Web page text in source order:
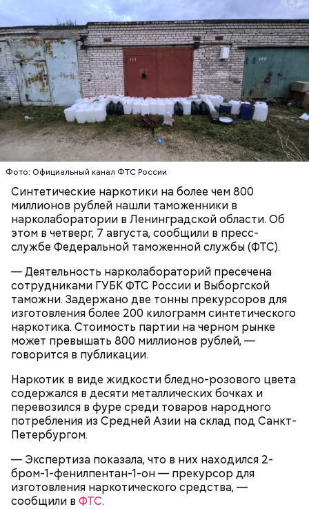
Фото: Официальный канал ФТС России
Синтетические наркотики на более чем 800
миллионов рублей нашли таможенники в
нарколаборатории в Ленинградской области. Об
этом в четверг, 7 августа, сообщили в пресс-
службе Федеральной таможенной службы (ФТС).
— Деятельность нарколабораторий пресечена
сотрудниками ГУБК ФТС России и Выборгской
таможни. Задержано две тонны прекурсоров для
изготовления более 200 килограмм синтетического
наркотика. Стоимость партии на черном рынке
может превышать 800 миллионов рублей, —
говорится в публикации.
Наркотик в виде жидкости бледно-розового цвета
содержался в десяти металлических бочках и
перевозился в фуре среди товаров народного
потребления из Средней Азии на склад под Санкт-
Петербургом.
— Экспертиза показала, что в них находился 2-
бром-1-фенилпентан-1-он — прекурсор для
изготовления наркотического средства, —
сообщили в ФТС.
Блогеру грозило до семи лет лишения свободы.
Реакция Гасанова на расследование